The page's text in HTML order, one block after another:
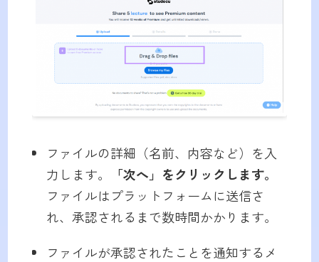
ファイルの詳細（名前、内容など）を入
力します。
「次へ」をクリックします。
ファイルはプラットフォームに送信さ
れ、承認されるまで数時間かかります。
ファイルが承認されたことを通知するメ